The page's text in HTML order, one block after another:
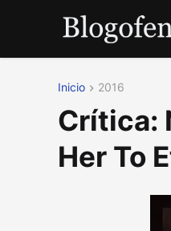
Inicio 2016
Crítica:
Her To